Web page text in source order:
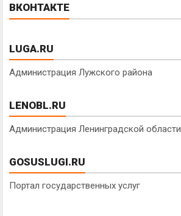
ВКОНТАКТЕ
LUGA.RU
Администрация Лужского района
LENOBL.RU
Администрация Ленинградской области
GOSUSLUGI.RU
Портал государственных услуг